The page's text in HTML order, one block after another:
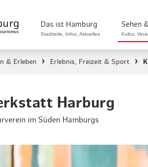
Das ist Hamburg
Stadtteile, Infos, Aktuelles
Die Welt in Hamburg
Hamburg nachhaltig erleben
Hamburg das ganze Jahr
Sehen
Kultur,
Kultur &
Hamburg
& Erleben Erlebnis, Freizeit & Sport
Harburg
im Süden Hamburgs